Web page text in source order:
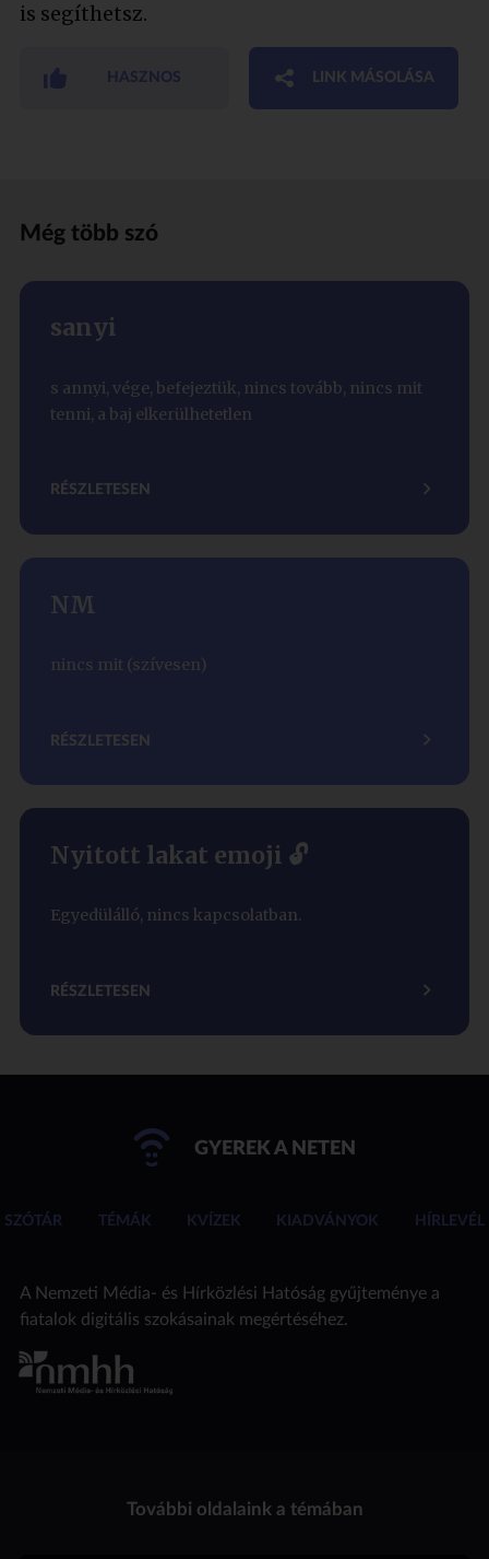
is segíthetsz.
HASZNOS LINK MÁSOLÁSA
Még több szó
sanyi
s annyi, vége, befejeztük, nincs tovább, nincs mit
tenni, a baj elkerülhetetlen
RÉSZLETESEN
NM
nincs mit (szívesen)
RÉSZLETESEN
Nyitott lakat emoji 🔓
Egyedülálló, nincs kapcsolatban.
RÉSZLETESEN
GYEREK A NETEN
SZÓTÁR TÉMÁK KVÍZEK KIADVÁNYOK HÍRLEVÉL
A Nemzeti Média- és Hírközlési Hatóság gyűjteménye a
fiatalok digitális szokásainak megértéséhez.
További oldalaink a témában